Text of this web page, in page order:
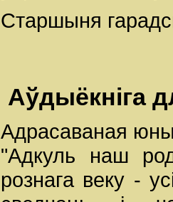
Старшыня
Аўдыёкніга
Адрасаваная
"Адкуль наш
рознага веку -